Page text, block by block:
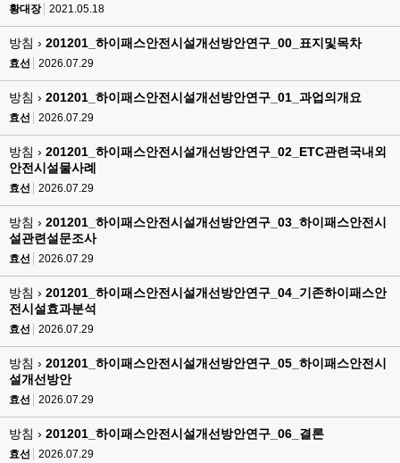
황대장 2021.05.18
방침 › 201201_하이패스안전시설개선방안연구_00_표지및목차
효선 2026.07.29
방침 › 201201_하이패스안전시설개선방안연구_01_과업의개요
효선 2026.07.29
방침 › 201201_하이패스안전시설개선방안연구_02_ETC관련국내외
안전시설물사례
효선 2026.07.29
방침 › 201201_하이패스안전시설개선방안연구_03_하이패스안전시
설관련설문조사
효선 2026.07.29
방침 › 201201_하이패스안전시설개선방안연구_04_기존하이패스안
전시설효과분석
효선 2026.07.29
방침 › 201201_하이패스안전시설개선방안연구_05_하이패스안전시
설개선방안
효선 2026.07.29
방침 › 201201_하이패스안전시설개선방안연구_06_결론
효선 2026.07.29